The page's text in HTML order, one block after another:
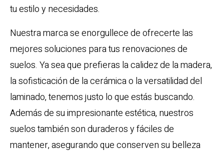
tu estilo y necesidades.
Nuestra marca se enorgullece de ofrecerte las
mejores soluciones para tus renovaciones de
suelos. Ya sea que prefieras la calidez de la madera,
la sofisticación de la cerámica o la versatilidad del
laminado, tenemos justo lo que estás buscando.
Además de su impresionante estética, nuestros
suelos también son duraderos y fáciles de
mantener, asegurando que conserven su belleza